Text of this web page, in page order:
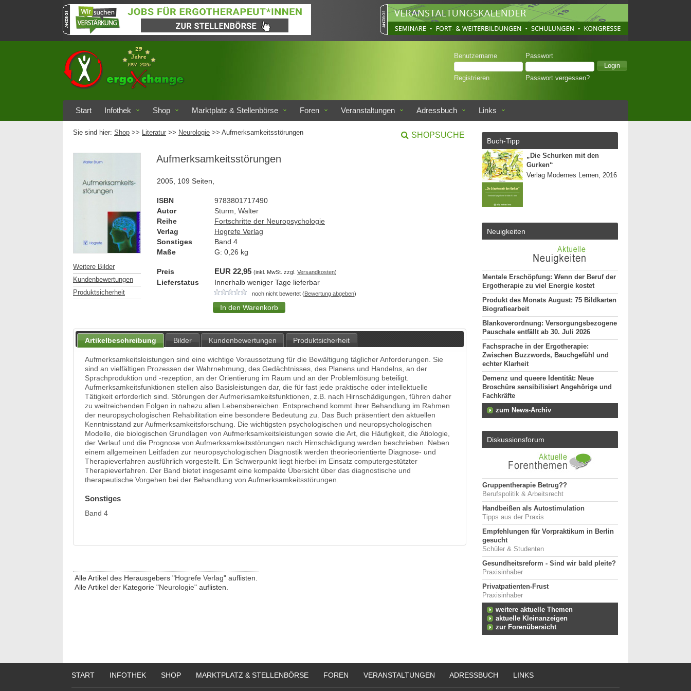
Benutzername Passwort
Registrieren Passwort vergessen?
Start Infothek Shop Marktplatz & Stellenbörse Foren Veranstaltungen Adressbuch Links
Sie sind hier: Shop >> Literatur >> Neurologie >> Aufmerksamkeitsstörungen SHOPSUCHE
Weitere Bilder
Kundenbewertungen
Produktsicherheit
Aufmerksamkeitsstörungen
2005, 109 Seiten,
ISBN
9783801717490
Autor
Sturm, Walter
Reihe
Fortschritte der Neuropsychologie
Verlag
Hogrefe Verlag
Sonstiges
Band 4
Maße
G: 0,26 kg
Preis EUR 22,95 (inkl. MwSt. zzgl. Versandkosten)
Lieferstatus Innerhalb weniger Tage lieferbar
noch nicht bewertet (Bewertung abgeben)
Artikelbeschreibung Bilder Kundenbewertungen Produktsicherheit
Aufmerksamkeitsleistungen sind eine wichtige Voraussetzung für die Bewältigung täglicher Anforderungen. Sie
sind an vielfältigen Prozessen der Wahrnehmung, des Gedächtnisses, des Planens und Handelns, an der
Sprachproduktion und -rezeption, an der Orientierung im Raum und an der Problemlösung beteiligt.
Aufmerksamkeitsfunktionen stellen also Basisleistungen dar, die für fast jede praktische oder intellektuelle
Tätigkeit erforderlich sind. Störungen der Aufmerksamkeitsfunktionen, z.B. nach Hirnschädigungen, führen daher
zu weitreichenden Folgen in nahezu allen Lebensbereichen. Entsprechend kommt ihrer Behandlung im Rahmen
der neuropsychologischen Rehabilitation eine besondere Bedeutung zu. Das Buch präsentiert den aktuellen
Kenntnisstand zur Aufmerksamkeitsforschung. Die wichtigsten psychologischen und neuropsychologischen
Modelle, die biologischen Grundlagen von Aufmerksamkeitsleistungen sowie die Art, die Häufigkeit, die Ätiologie,
der Verlauf und die Prognose von Aufmerksamkeitsstörungen nach Hirnschädigung werden beschrieben. Neben
einem allgemeinen Leitfaden zur neuropsychologischen Diagnostik werden theorieorientierte Diagnose- und
Therapieverfahren ausführlich vorgestellt. Ein Schwerpunkt liegt hierbei im Einsatz computergestützter
Therapieverfahren. Der Band bietet insgesamt eine kompakte Übersicht über das diagnostische und
therapeutische Vorgehen bei der Behandlung von Aufmerksamkeitsstörungen.
Sonstiges
Band 4
Alle Artikel des Herausgebers "Hogrefe Verlag" auflisten.
Alle Artikel der Kategorie "Neurologie" auflisten.
Buch-Tipp
„Die Schurken mit den
Gurken“
Verlag Modernes Lernen, 2016
Neuigkeiten
Mentale Erschöpfung: Wenn der Beruf der
Ergotherapie zu viel Energie kostet
Produkt des Monats August: 75 Bildkarten
Biografiearbeit
Blankoverordnung: Versorgungsbezogene
Pauschale entfällt ab 30. Juli 2026
Fachsprache in der Ergotherapie:
Zwischen Buzzwords, Bauchgefühl und
echter Klarheit
Demenz und queere Identität: Neue
Broschüre sensibilisiert Angehörige und
Fachkräfte
zum News-Archiv
Diskussionsforum
Gruppentherapie Betrug??
Berufspolitik & Arbeitsrecht
Handbeißen als Autostimulation
Tipps aus der Praxis
Empfehlungen für Vorpraktikum in Berlin
gesucht
Schüler & Studenten
Gesundheitsreform - Sind wir bald pleite?
Praxisinhaber
Privatpatienten-Frust
Praxisinhaber
weitere aktuelle Themen
aktuelle Kleinanzeigen
zur Forenübersicht
START INFOTHEK SHOP MARKTPLATZ & STELLENBÖRSE FOREN VERANSTALTUNGEN ADRESSBUCH LINKS